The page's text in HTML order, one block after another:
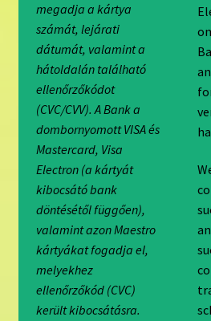
megadja a kártya
számát, lejárati
dátumát, valamint a
hátoldalán található
ellenőrzőkódot
(CVC/CVV). A Bank a
dombornyomott VISA és
Mastercard, Visa
Electron (a kártyát
kibocsátó bank
döntésétől függően),
valamint azon Maestro
kártyákat fogadja el,
melyekhez
ellenőrzőkód (CVC)
került kibocsátásra.